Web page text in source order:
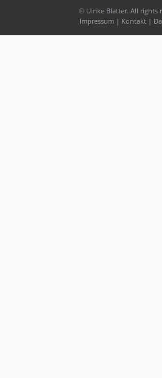
© Ulrike Blatter. All rights
Impressum | Kontakt |